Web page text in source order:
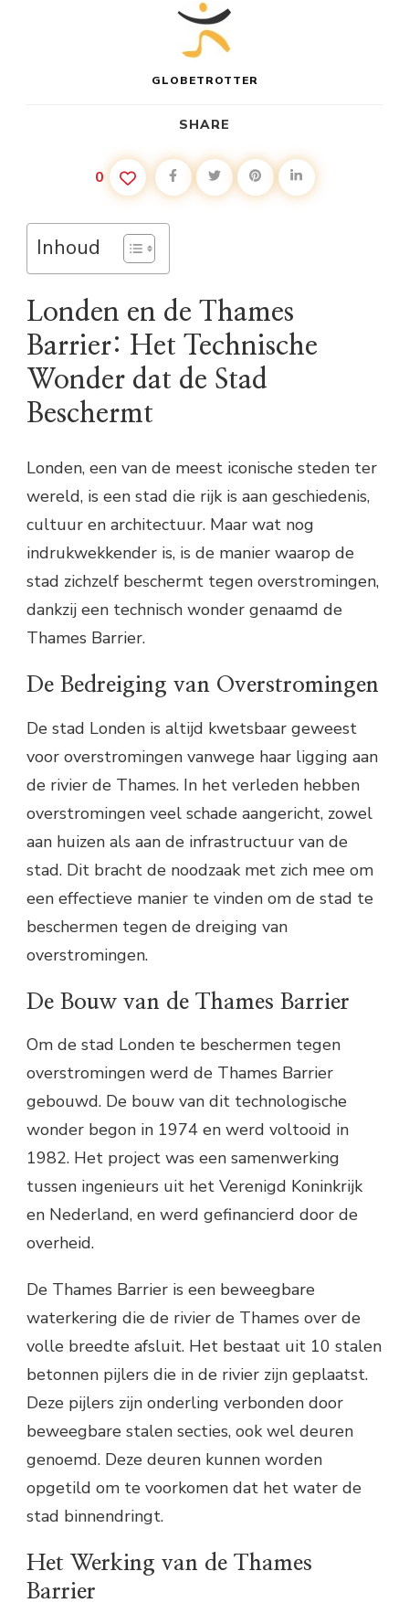
GLOBETROTTER
SHARE
0
Inhoud
Londen en de Thames
Barrier: Het Technische
Wonder dat de Stad
Beschermt
Londen, een van de meest iconische steden ter
wereld, is een stad die rijk is aan geschiedenis,
cultuur en architectuur. Maar wat nog
indrukwekkender is, is de manier waarop de
stad zichzelf beschermt tegen overstromingen,
dankzij een technisch wonder genaamd de
Thames Barrier.
De Bedreiging van Overstromingen
De stad Londen is altijd kwetsbaar geweest
voor overstromingen vanwege haar ligging aan
de rivier de Thames. In het verleden hebben
overstromingen veel schade aangericht, zowel
aan huizen als aan de infrastructuur van de
stad. Dit bracht de noodzaak met zich mee om
een effectieve manier te vinden om de stad te
beschermen tegen de dreiging van
overstromingen.
De Bouw van de Thames Barrier
Om de stad Londen te beschermen tegen
overstromingen werd de Thames Barrier
gebouwd. De bouw van dit technologische
wonder begon in 1974 en werd voltooid in
1982. Het project was een samenwerking
tussen ingenieurs uit het Verenigd Koninkrijk
en Nederland, en werd gefinancierd door de
overheid.
De Thames Barrier is een beweegbare
waterkering die de rivier de Thames over de
volle breedte afsluit. Het bestaat uit 10 stalen
betonnen pijlers die in de rivier zijn geplaatst.
Deze pijlers zijn onderling verbonden door
beweegbare stalen secties, ook wel deuren
genoemd. Deze deuren kunnen worden
opgetild om te voorkomen dat het water de
stad binnendringt.
Het Werking van de Thames
Barrier